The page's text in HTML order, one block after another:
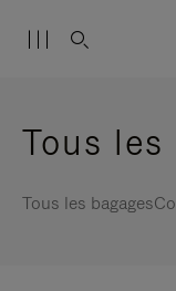
Tous les
Tous les bagages